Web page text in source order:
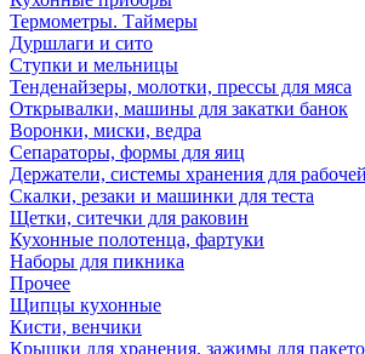
Термометры. Таймеры
Дуршлаги и сито
Ступки и мельницы
Тенденайзеры, молотки, прессы для мяса
Открывалки, машины для закатки банок
Воронки, миски, ведра
Сепараторы, формы для яиц
Держатели, системы хранения для
Скалки, резаки и машинки для теста
Щетки, ситечки для раковин
Кухонные полотенца, фартуки
Наборы для пикника
Прочее
Щипцы кухонные
Кисти, венчики
Крышки для хранения, зажимы для